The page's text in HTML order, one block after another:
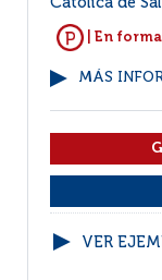
Católica de
| En
MÁS
VER